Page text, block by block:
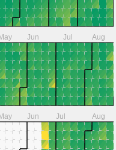
Jun Jul Aug
Jun Jul Aug